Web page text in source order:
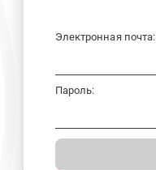
Электронная почта:
Пароль: